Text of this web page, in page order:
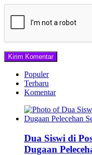
Populer
Terbaru
Komentar
Dua Siswi di
Dugaan